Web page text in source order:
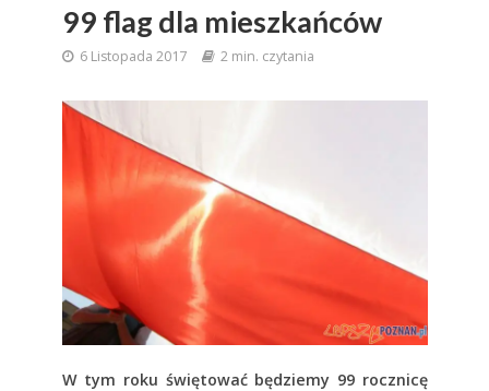
99 flag dla mieszkańców
6 Listopada 2017 2 min. czytania
W tym roku świętować będziemy 99 rocznicę